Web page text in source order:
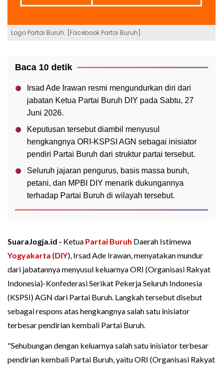
Logo Partai Buruh. [Facebook Partai Buruh]
Baca 10 detik
Irsad Ade Irawan resmi mengundurkan diri dari
jabatan Ketua Partai Buruh DIY pada Sabtu, 27
Juni 2026.
Keputusan tersebut diambil menyusul
hengkangnya ORI-KSPSI AGN sebagai inisiator
pendiri Partai Buruh dari struktur partai tersebut.
Seluruh jajaran pengurus, basis massa buruh,
petani, dan MPBI DIY menarik dukungannya
terhadap Partai Buruh di wilayah tersebut.
SuaraJogja.id - Ketua Partai Buruh Daerah Istimewa
Yogyakarta (DIY), Irsad Ade Irawan, menyatakan mundur
dari jabatannya menyusul keluarnya ORI (Organisasi Rakyat
Indonesia)-Konfederasi Serikat Pekerja Seluruh Indonesia
(KSPSI) AGN dari Partai Buruh. Langkah tersebut disebut
sebagai respons atas hengkangnya salah satu inisiator
terbesar pendirian kembali Partai Buruh.
"Sehubungan dengan keluarnya salah satu inisiator terbesar
pendirian kembali Partai Buruh, yaitu ORI (Organisasi Rakyat